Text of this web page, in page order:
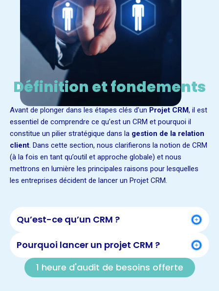
Définition et fondements
Avant de plonger dans les étapes clés d’un Projet CRM, il est
essentiel de comprendre ce qu’est un CRM et pourquoi il
constitue un pilier stratégique dans la gestion de la relation
client . Dans cette section, nous clarifierons la notion de CRM
(à la fois en tant qu’outil et approche globale) et nous
mettrons en lumière les principales raisons pour lesquelles
les entreprises décident de lancer un Projet CRM.
Qu’est-ce qu’un CRM ?
Pourquoi lancer un projet CRM ?
1 heure d'audit de besoins offerte